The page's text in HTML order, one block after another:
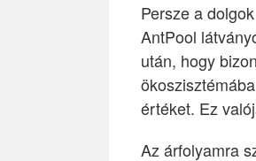
Persze a
AntPool
után, hogy
értéket. Ez
Az árfolyamra